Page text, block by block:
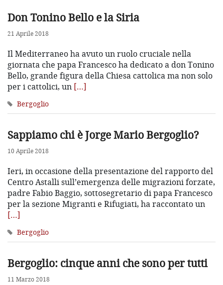
Don Tonino Bello e la Siria
21 Aprile 2018
Il Mediterraneo ha avuto un ruolo cruciale nella
giornata che papa Francesco ha dedicato a don Tonino
Bello, grande figura della Chiesa cattolica ma non solo
per i cattolici, un […]
Bergoglio
Sappiamo chi è Jorge Mario Bergoglio?
10 Aprile 2018
Ieri, in occasione della presentazione del rapporto del
Centro Astalli sull’emergenza delle migrazioni forzate,
padre Fabio Baggio, sottosegretario di papa Francesco
per la sezione Migranti e Rifugiati, ha raccontato un
[…]
Bergoglio
Bergoglio: cinque anni che sono per tutti
11 Marzo 2018